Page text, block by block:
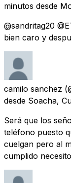
minutos desde
@sandritag20
bien caro y
camilo sanchez
desde Soacha,
Será que los
teléfono puesto
cuelgan pero al
cumplido